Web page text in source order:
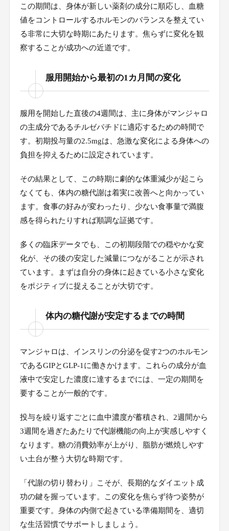
停滞期を乗り越えるための増量判断
3.
マンジャロ服用中の体重変化の一般的な推移
4.
ダイエット効果を最大化するための生活習慣
4-1.
高タンパクな食事と栄養バランス
4-2.有酸素運動と筋力トレーニングの併用
4-3.
十分な水分摂取と良質な睡眠
4-4.ストレス管理とメンタルケア
効果を感じにくい場合に確認すべきポイント
隠れた高カロリー食品の摂取
5-2.
投与方法や保存状態の再確認
消化器症状への適切な対処法
6-2.脱水症状を防ぐための工夫
医師との連携による安心感
7.
リバウンドを防ぎ長期的な減量を維持する秘
訣
7-1.徐々に薬を減らすテーパリングの重要性
7-2.
太りにくい体質を作る筋肉量の保持
この期間は、身体が新しい薬剤の成分に順応し、血糖
値をコントロールするホルモンのバランスを整えてい
る非常に大切な時期にあたります。焦らずに変化を観
察することが成功への近道です。
服用開始から最初の1カ月間の変化
服用を開始した直後の4週間は、主に身体がマンジャロ
の主成分であるチルゼパチドに適応するための時間で
す。初期投与量の2.5mgは、急激な変化による身体への
負担を抑えるために設定されています。
その結果として、この時期に劇的な体重減少が起こら
なくても、体内の糖代謝は着実に改善へと向かってい
ます。食事の好みが変わったり、少ない食事量で満腹
感を得られたりすれば順調な証拠です。
多くの臨床データでも、この初期段階での穏やかな変
化が、その後の安定した減量につながることが示され
ています。まずは自分の身体に起きている小さな変化
をポジティブに捉えることが大切です。
体内の糖代謝が安定するまでの時間
マンジャロは、インスリンの分泌を促す2つのホルモン
であるGIPとGLP-1に働きかけます。これらの成分が血
液中で安定した濃度に達するまでには、一定の期間を
要することが一般的です。
投与を繰り返すごとに血中濃度が蓄積され、2週間から
3週間を過ぎたあたりで代謝機能の向上が実感しやすく
なります。糖の消費効率が上がり、脂肪が燃焼しやす
い土台が整う大切な時期です。
「代謝の切り替わり」こそが、長期的なダイエット成
功の鍵を握っています。この変化を焦らず待つ姿勢が
重要です。身体の内側で起きている準備期間を、適切
な生活習慣でサポートしましょう。